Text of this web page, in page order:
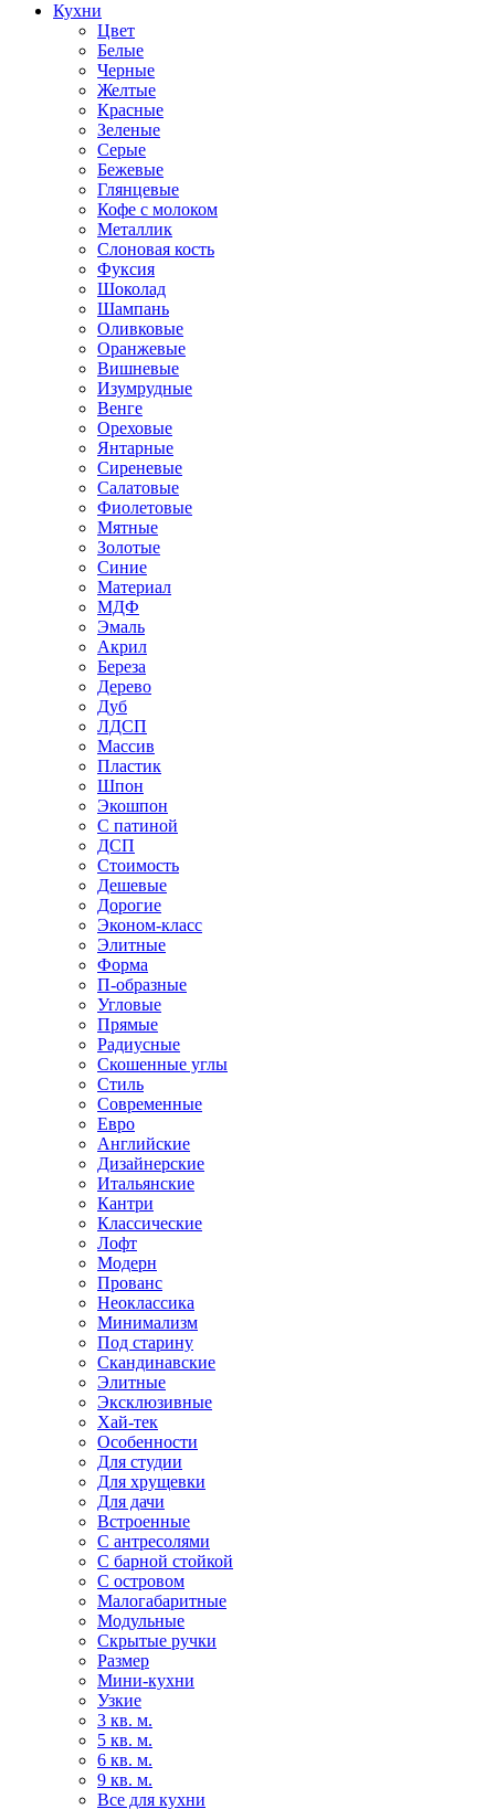
Кухни
Цвет
Белые
Черные
Желтые
Красные
Зеленые
Серые
Бежевые
Глянцевые
Кофе с молоком
Металлик
Слоновая кость
Фуксия
Шоколад
Шампань
Оливковые
Оранжевые
Вишневые
Изумрудные
Венге
Ореховые
Янтарные
Сиреневые
Салатовые
Фиолетовые
Мятные
Золотые
Синие
Материал
МДФ
Эмаль
Акрил
Береза
Дерево
Дуб
ЛДСП
Массив
Пластик
Шпон
Экошпон
С патиной
ДСП
Стоимость
Дешевые
Дорогие
Эконом-класс
Элитные
Форма
П-образные
Угловые
Прямые
Радиусные
Скошенные углы
Стиль
Современные
Евро
Английские
Дизайнерские
Итальянские
Кантри
Классические
Лофт
Модерн
Прованс
Неоклассика
Минимализм
Под старину
Скандинавские
Элитные
Эксклюзивные
Хай-тек
Особенности
Для студии
Для хрущевки
Для дачи
Встроенные
С антресолями
С барной стойкой
С островом
Малогабаритные
Модульные
Скрытые ручки
Размер
Мини-кухни
Узкие
3 кв. м.
5 кв. м.
6 кв. м.
9 кв. м.
Все для кухни